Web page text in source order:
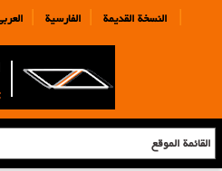
النسخة القديمة | الفارسية | |